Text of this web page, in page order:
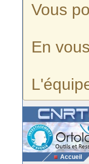
Vous
En
Accueil